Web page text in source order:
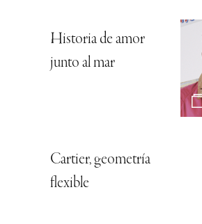
Historia de amor
junto al mar
Cartier, geometría
flexible